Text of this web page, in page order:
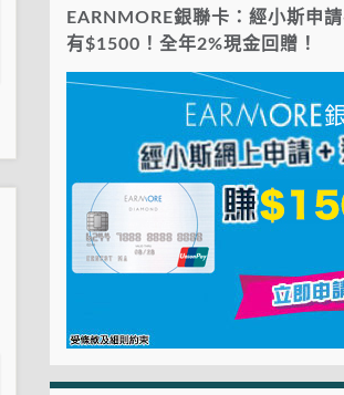
EARNMORE銀聯卡：經小斯申
有$1500！全年2%現金回贈！